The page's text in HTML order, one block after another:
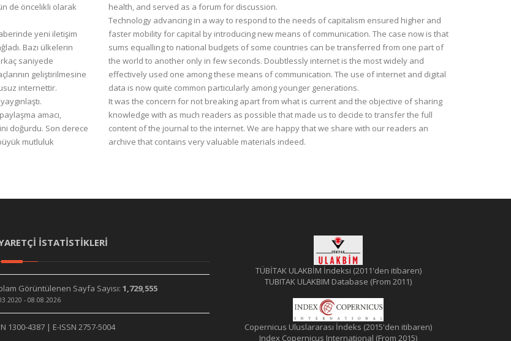
de öncelikli olarak
yeni iletişim
Bazı ülkelerin
saniyede
geliştirilmesine
internettir.
amacı,
doğurdu. Son derece
mutluluk
health, and served as a forum for discussion.
Technology advancing in a way to respond to the needs of capitalism ensured higher and
faster mobility for capital by introducing new means of communication. The case now is that
sums equalling to national budgets of some countries can be transferred from one part of
the world to another only in few seconds. Doubtlessly internet is the most widely and
effectively used one among these means of communication. The use of internet and digital
data is now quite common particularly among younger generations.
It was the concern for not breaking apart from what is current and the objective of sharing
knowledge with as much readers as possible that made us to decide to transfer the full
content of the journal to the internet. We are happy that we share with our readers an
archive that contains very valuable materials indeed.
İSTATİSTİKLERİ
Görüntülenen Sayfa Sayısı: 1,729,555
- 08.08.2026
1300-4387 | E-ISSN 2757-5004
TÜBİTAK ULAKBİM İndeksi (2011'den itibaren)
TUBITAK ULAKBIM Database (From 2011)
Copernicus Uluslararası İndeks (2015'den itibaren)
Index Copernicus International (From 2015)